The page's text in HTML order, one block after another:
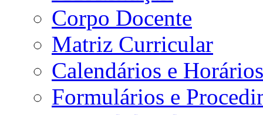
Corpo Docente
Matriz Curricular
Calendários e Horários
Formulários e